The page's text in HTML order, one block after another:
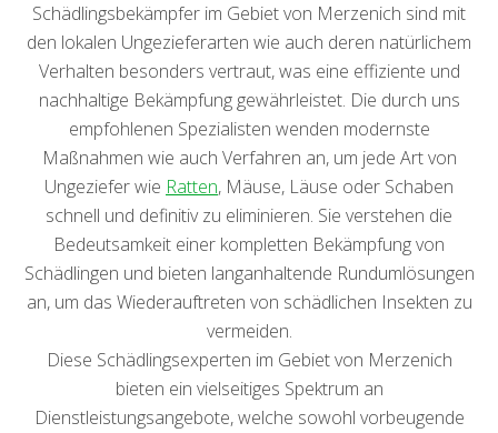
Schädlingsbekämpfer im Gebiet von Merzenich sind mit
den lokalen Ungezieferarten wie auch deren natürlichem
Verhalten besonders vertraut, was eine effiziente und
nachhaltige Bekämpfung gewährleistet. Die durch uns
empfohlenen Spezialisten wenden modernste
Maßnahmen wie auch Verfahren an, um jede Art von
Ungeziefer wie Ratten, Mäuse, Läuse oder Schaben
schnell und definitiv zu eliminieren. Sie verstehen die
Bedeutsamkeit einer kompletten Bekämpfung von
Schädlingen und bieten langanhaltende Rundumlösungen
an, um das Wiederauftreten von schädlichen Insekten zu
vermeiden.
Diese Schädlingsexperten im Gebiet von Merzenich
bieten ein vielseitiges Spektrum an
Dienstleistungsangebote, welche sowohl vorbeugende